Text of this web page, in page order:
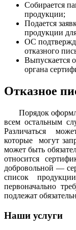
Собирается
продукции;
Подается
продукции
ОС
отказного
Выпускается
органа
Отказное
Порядок
всем остальным
Различаться
которые могут
может быть
относится
добровольной —
список
первоначально
подлежат
Наши услуги